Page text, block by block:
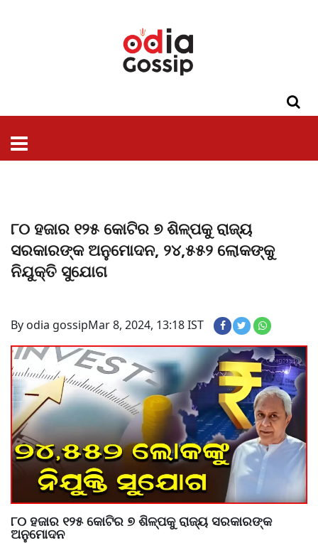
୮୦ ହଜାର ୧୨୫ କୋଟିର ୭ ଶିଳ୍ପକୁ ରାଜ୍ୟ
ସରକାରଙ୍କ ଅନୁମୋଦନ, ୨୪,୫୫୨ ଲୋକଙ୍କୁ
ନିଯୁକ୍ତି ସୁଯୋଗ
By odia gossipMar 8, 2024, 13:18 IST
୮୦ ହଜାର ୧୨୫ କୋଟିର ୭ ଶିଳ୍ପକୁ ରାଜ୍ୟ ସରକାରଙ୍କ
ଅନୁମୋଦନ